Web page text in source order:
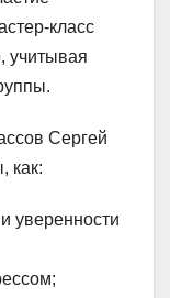
класс
учитывая
Сергей
как:
уверенности